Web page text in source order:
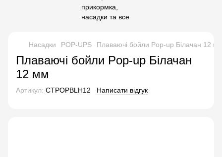
Насадки POP-UPS Плаваючі бойли Pop-up Білачан 12
Плаваючі бойли Pop-up Білачан
12 мм
Артикул: CTPOPBLH12 Написати відгук